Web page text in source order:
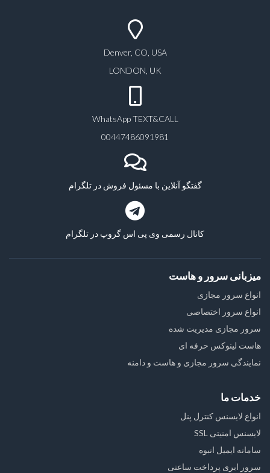
Denver, CO, USA
LONDON, UK
WhatsApp TEXT&CALL
00447486091981
گفتگو آنلاین با مسئول فروش در تلگرام
کانال رسمی وی پی اس گروپ در تلگرام
میزبانی سرور و هاست
انواع سرور مجازی
انواع سرور اختصاصی
سرور مجازی مدیریت شده
هاست لینوکس حرفه ای
نمایندگی سرور مجازی و هاست و دامنه
خدمات ما
انواع لایسنس کنترل پنل
لایسنس امنیتی SSL
سامانه ایمیل انبوه
سرور ابری پرداخت ساعتی